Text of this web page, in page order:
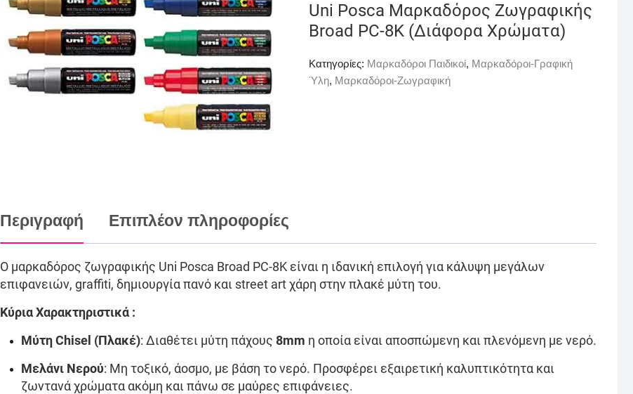
Uni Posca Μαρκαδόρος Ζωγραφικής
Broad PC-8K (Διάφορα Χρώματα)
Κατηγορίες: Μαρκαδόροι Παιδικοί, Μαρκαδόροι-Γραφική
Ύλη, Μαρκαδόροι-Ζωγραφική
Περιγραφή Επιπλέον πληροφορίες
Ο μαρκαδόρος ζωγραφικής Uni Posca Broad PC-8K είναι η ιδανική επιλογή για κάλυψη μεγάλων
επιφανειών, graffiti, δημιουργία πανό και street art χάρη στην πλακέ μύτη του.
Κύρια Χαρακτηριστικά :
Μύτη Chisel (Πλακέ): Διαθέτει μύτη πάχους 8mm η οποία είναι αποσπώμενη και πλενόμενη με νερό.
Μελάνι Νερού: Μη τοξικό, άοσμο, με βάση το νερό. Προσφέρει εξαιρετική καλυπτικότητα και
ζωντανά χρώματα ακόμη και πάνω σε μαύρες επιφάνειες.